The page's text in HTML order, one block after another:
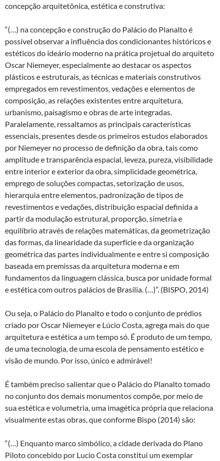
concepção arquitetônica, estética e construtiva:
“(…) na concepção e construção do Palácio do Planalto é
possível observar a influência dos condicionantes históricos e
estéticos do ideário moderno na prática projetual do arquiteto
Oscar Niemeyer, especialmente ao destacar os aspectos
plásticos e estruturais, as técnicas e materiais construtivos
empregados em revestimentos, vedações e elementos de
composição, as relações existentes entre arquitetura,
urbanismo, paisagismo e obras de arte integradas.
Paralelamente, ressaltamos as principais características
essenciais, presentes desde os primeiros estudos elaborados
por Niemeyer no processo de definição da obra, tais como
amplitude e transparência espacial, leveza, pureza, visibilidade
entre interior e exterior da obra, simplicidade geométrica,
emprego de soluções compactas, setorização de usos,
hierarquia entre elementos, padronização de tipos de
revestimentos e vedações, distribuição espacial definida a
partir da modulação estrutural, proporção, simetria e
equilíbrio através de relações matemáticas, da geometrização
das formas, da linearidade da superfície e da organização
geométrica das partes individualmente e entre si composição
baseada em premissas da arquitetura moderna e em
fundamentos da linguagem clássica, busca por unidade formal
e estética com outros palácios de Brasília. (…)”. (BISPO, 2014)
Ou seja, o Palácio do Planalto e todo o conjunto de prédios
criado por Oscar Niemeyer e Lúcio Costa, agrega mais do que
arquitetura e estética a um tempo só. É produto de um tempo,
de uma tecnologia, de uma escola de pensamento estético e
visão de mundo. Por isso, único e admirável!
É também preciso salientar que o Palácio do Planalto tomado
no conjunto dos demais monumentos compõe, por meio de
sua estética e volumetria, uma imagética própria que relaciona
visualmente estas obras, que conforme Bispo (2014) são:
“(…) Enquanto marco simbólico, a cidade derivada do Plano
Piloto concebido por Lucio Costa constitui um exemplar